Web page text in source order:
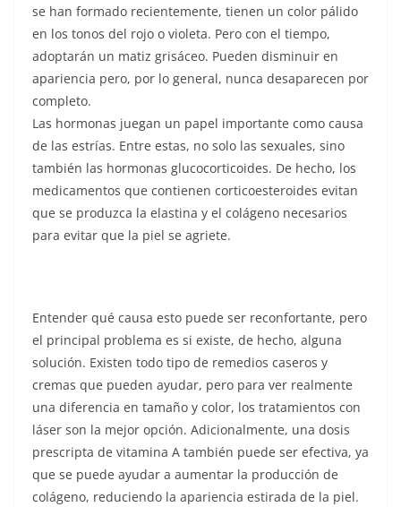
se han formado recientemente, tienen un color pálido
en los tonos del rojo o violeta. Pero con el tiempo,
adoptarán un matiz grisáceo. Pueden disminuir en
apariencia pero, por lo general, nunca desaparecen por
completo.
Las hormonas juegan un papel importante como causa
de las estrías. Entre estas, no solo las sexuales, sino
también las hormonas glucocorticoides. De hecho, los
medicamentos que contienen corticoesteroides evitan
que se produzca la elastina y el colágeno necesarios
para evitar que la piel se agriete.
Entender qué causa esto puede ser reconfortante, pero
el principal problema es si existe, de hecho, alguna
solución. Existen todo tipo de remedios caseros y
cremas que pueden ayudar, pero para ver realmente
una diferencia en tamaño y color, los tratamientos con
láser son la mejor opción. Adicionalmente, una dosis
prescripta de vitamina A también puede ser efectiva, ya
que se puede ayudar a aumentar la producción de
colágeno, reduciendo la apariencia estirada de la piel.